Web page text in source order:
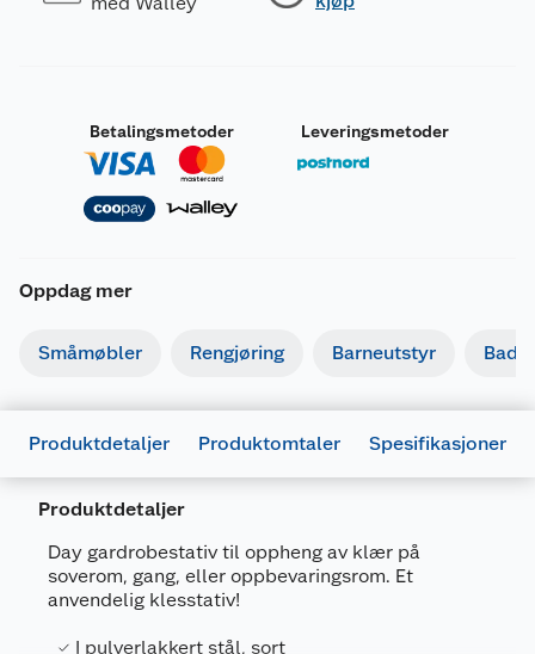
Betalingsmetoder Leveringsmetoder
Oppdag mer
Småmøbler Rengjøring Barneutstyr
Produktdetaljer Produktomtaler Spesifikasjoner
Produktdetaljer
Day gardrobestativ til oppheng av klær på
soverom, gang, eller oppbevaringsrom. Et
anvendelig klesstativ!
I pulverlakkert stål, sort